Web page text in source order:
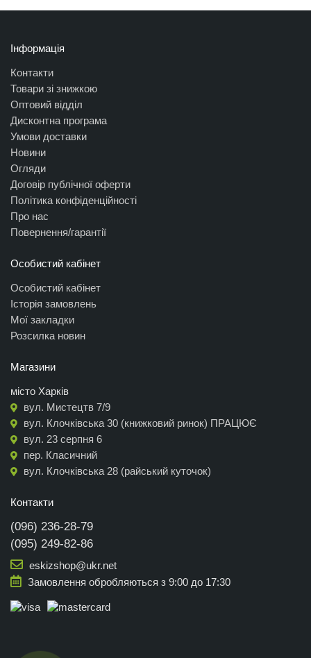
Інформація
Контакти
Товари зі знижкою
Оптовий відділ
Дисконтна програма
Умови доставки
Новини
Огляди
Договір публічної оферти
Політика конфіденційності
Про нас
Повернення/гарантії
Особистий кабінет
Особистий кабінет
Історія замовлень
Мої закладки
Розсилка новин
Магазини
місто Харків
вул. Мистецтв 7/9
вул. Клочківська 30 (книжковий ринок) ПРАЦЮЄ
вул. 23 серпня 6
пер. Класичний
вул. Клочківська 28 (райський куточок)
Контакти
(096) 236-28-79
(095) 249-82-86
eskizshop@ukr.net
Замовлення обробляються з 9:00 до 17:30